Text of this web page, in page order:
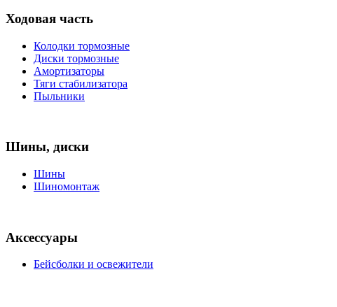
Ходовая часть
Колодки тормозные
Диски тормозные
Амортизаторы
Тяги стабилизатора
Пыльники
Шины, диски
Шины
Шиномонтаж
Аксессуары
Бейсболки и освежители